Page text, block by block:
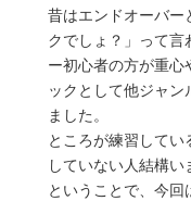
昔はエンドオーバー
クでしょ？」って
ー初心者の方が重心
ックとして他ジャ
ました。
ところが練習して
していない人結構い
ということで、今